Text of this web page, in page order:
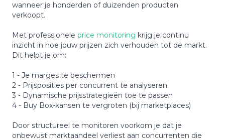
wanneer je honderden of duizenden producten
verkoopt.
Met professionele price monitoring krijg je continu
inzicht in hoe jouw prijzen zich verhouden tot de markt.
Dit helpt je om:
1 - Je marges te beschermen
2 - Prijsposities per concurrent te analyseren
3 - Dynamische prijsstrategieën toe te passen
4 - Buy Box-kansen te vergroten (bij marketplaces)
Door structureel te monitoren voorkom je dat je
onbewust marktaandeel verliest aan concurrenten die